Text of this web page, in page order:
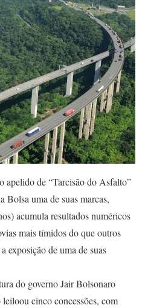
apelido de “Tarcisão do Asfalto”
Bolsa uma de suas marcas,
acumula resultados numéricos
mais tímidos do que outros
exposição de uma de suas
do governo Jair Bolsonaro
cinco concessões, com